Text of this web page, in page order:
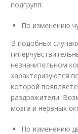
подгрупп:
По изменению
В подобных
незначительном
характеризуются
которой
раздражители.
мозга и нервных
По изменению